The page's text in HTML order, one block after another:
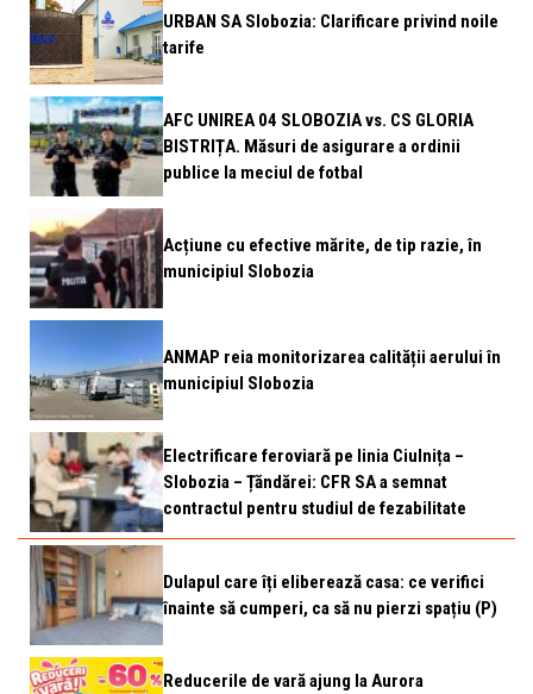
URBAN SA Slobozia: Clarificare privind noile
tarife
AFC UNIREA 04 SLOBOZIA vs. CS GLORIA
BISTRIȚA. Măsuri de asigurare a ordinii
publice la meciul de fotbal
Acțiune cu efective mărite, de tip razie, în
municipiul Slobozia
ANMAP reia monitorizarea calității aerului în
municipiul Slobozia
Electrificare feroviară pe linia Ciulnița –
Slobozia – Țăndărei: CFR SA a semnat
contractul pentru studiul de fezabilitate
Dulapul care îți eliberează casa: ce verifici
înainte să cumperi, ca să nu pierzi spațiu (P)
Reducerile de vară ajung la Aurora